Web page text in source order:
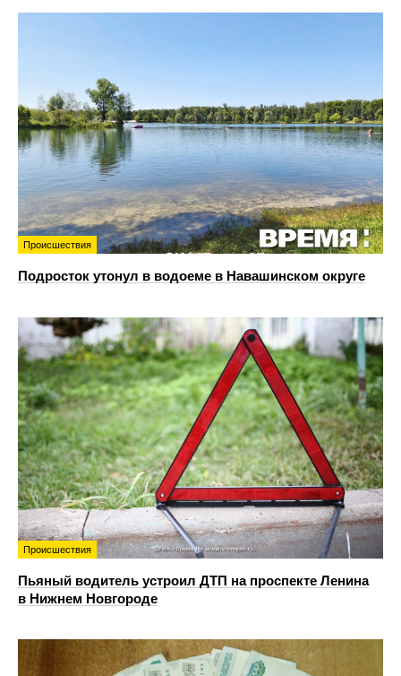
Происшествия
Подросток утонул в водоеме в Навашинском округе
Происшествия
Пьяный водитель устроил ДТП на проспекте Ленина
в Нижнем Новгороде